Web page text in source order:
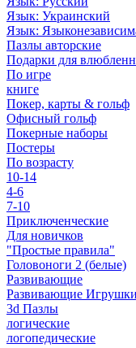
Язык: Украинский
Язык:
Пазлы авторские
Подарки для
По игре
книге
Покер, карты & гольф
Офисный гольф
Покерные наборы
Постеры
По возрасту
10-14
4-6
7-10
Приключенческие
Для новичков
"Простые правила"
Головоноги 2 (белые)
Развивающие
Развивающие Игрушки
3d Пазлы
логические
логопедические